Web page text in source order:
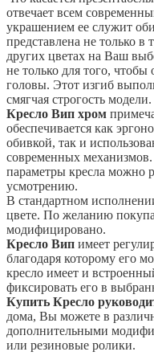
отвечает всем
украшением ее служит
представлена не только
других цветах на Ваш
не только для того,
головы. Этот изгиб
смягчая строгость модели.
Кресло Вип хром
обеспечивается как
обивкой, так и
современных
параметры кресла можно
усмотрению.
В стандартном
цвете. По желанию
модифицировано.
Кресло Вип имеет
благодаря которому его
кресло имеет и
фиксировать его в
Купить Кресло
дома, Вы можете в
дополнительными
или резиновые ролики.